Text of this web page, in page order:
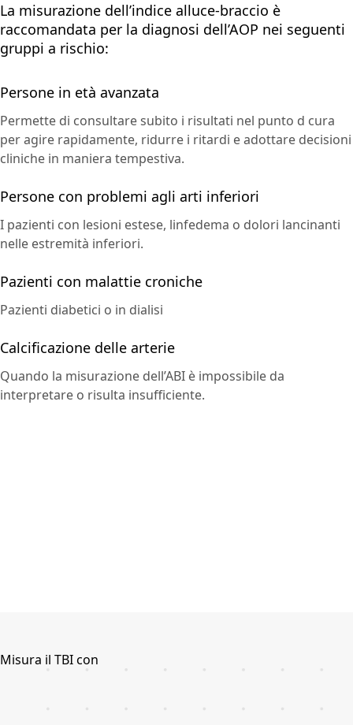
La misurazione dell’indice alluce-braccio è
raccomandata per la diagnosi dell’AOP nei seguenti
gruppi a rischio:
Persone in età avanzata
Permette di consultare subito i risultati nel punto d cura
per agire rapidamente, ridurre i ritardi e adottare decisioni
cliniche in maniera tempestiva.
Persone con problemi agli arti inferiori
I pazienti con lesioni estese, linfedema o dolori lancinanti
nelle estremità inferiori.
Pazienti con malattie croniche
Pazienti diabetici o in dialisi
Calcificazione delle arterie
Quando la misurazione dell’ABI è impossibile da
interpretare o risulta insufficiente.
Misura il TBI con